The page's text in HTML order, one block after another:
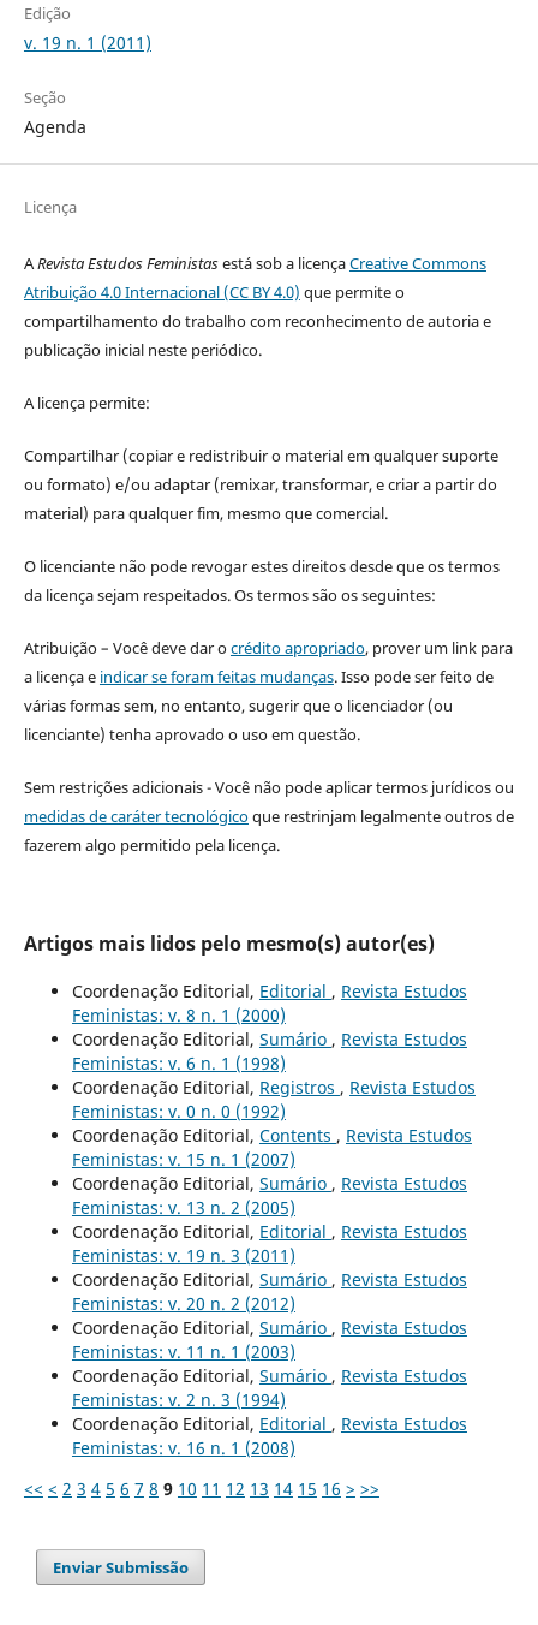
Edição
v. 19 n. 1 (2011)
Seção
Agenda
Licença
ARevista Estudos Feministasestá sob a licençaCreative Commons
Atribuição 4.0 Internacional (CC BY 4.0) que permite o
compartilhamento do trabalho com reconhecimento de autoria e
publicação inicial neste periódico.
A licença permite:
Compartilhar (copiar e redistribuir o material em qualquer suporte
ou formato) e/ou adaptar (remixar, transformar, e criar a partir do
material) para qualquer fim, mesmo que comercial.
O licenciante não pode revogar estes direitos desde que os termos
da licença sejam respeitados. Os termos são os seguintes:
Atribuição – Você deve dar ocrédito apropriado, prover um link para
a licença e indicar se foram feitas mudanças. Isso pode ser feito de
várias formas sem, no entanto, sugerir que o licenciador (ou
licenciante) tenha aprovado o uso em questão.
Sem restrições adicionais - Você não pode aplicar termos jurídicos ou
medidas de caráter tecnológicoque restrinjam legalmente outros de
fazerem algo permitido pela licença.
Artigos mais lidos pelo mesmo(s) autor(es)
Coordenação Editorial, Editorial , Revista Estudos
Feministas: v. 8 n. 1 (2000)
Coordenação Editorial, Sumário , Revista Estudos
Feministas: v. 6 n. 1 (1998)
Coordenação Editorial, Registros , Revista Estudos
Feministas: v. 0 n. 0 (1992)
Coordenação Editorial, Contents , Revista Estudos
Feministas: v. 15 n. 1 (2007)
Coordenação Editorial, Sumário , Revista Estudos
Feministas: v. 13 n. 2 (2005)
Coordenação Editorial, Editorial , Revista Estudos
Feministas: v. 19 n. 3 (2011)
Coordenação Editorial, Sumário , Revista Estudos
Feministas: v. 20 n. 2 (2012)
Coordenação Editorial, Sumário , Revista Estudos
Feministas: v. 11 n. 1 (2003)
Coordenação Editorial, Sumário , Revista Estudos
Feministas: v. 2 n. 3 (1994)
Coordenação Editorial, Editorial , Revista Estudos
Feministas: v. 16 n. 1 (2008)
<< < 2 3 4 5 6 7 8 9 10 11 12 13 14 15 16 > >>
Enviar Submissão